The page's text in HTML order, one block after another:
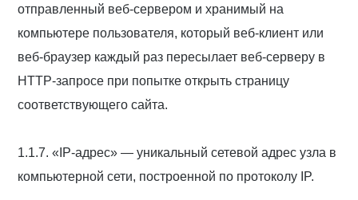
отправленный веб-сервером и хранимый на
компьютере пользователя, который веб-клиент или
веб-браузер каждый раз пересылает веб-серверу в
HTTP-запросе при попытке открыть страницу
соответствующего сайта.
1.1.7. «IP-адрес» — уникальный сетевой адрес узла в
компьютерной сети, построенной по протоколу IP.